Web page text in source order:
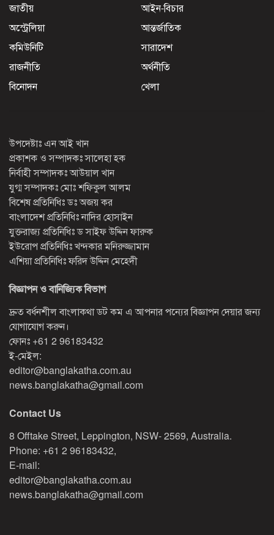
জাতীয়
আইন-বিচার
অস্ট্রেলিয়া
আন্তর্জাতিক
কমিউনিটি
সারাদেশ
রাজনীতি
অর্থনীতি
বিনোদন
খেলা
উপদেষ্টাঃ এন আই খান
প্রকাশক ও সম্পাদকঃ সালেহা হক
নির্বাহী সম্পাদকঃ আউয়াল খান
যুগ্ম সম্পাদকঃ মোঃ শফিকুল আলম
বিশেষ প্রতিনিধিঃ ডঃ অজয় কর
বাংলাদেশ প্রতিনিধিঃ নাদির হোসাইন
যুক্তরাজ্য প্রতিনিধিঃ ড সাইফ উদ্দিন ফারুক
ইউরোপ প্রতিনিধিঃ খন্দকার মনিরুজ্জামান
এশিয়া প্রতিনিধিঃ ফরিদ উদ্দিন মেহেদী
বিজ্ঞাপন ও বানিজ্যিক বিভাগ
দ্রুত বর্ধনশীল বাংলাকথা ডট কম এ আপনার পন্যের বিজ্ঞাপন দেয়ার জন্য
যোগাযোগ করুন।
ফোনঃ +61 2 96183432
ই-মেইল:
editor@banglakatha.com.au
news.banglakatha@gmail.com
Contact Us
8 Offtake Street, Leppington, NSW- 2569, Australia.
Phone: +61 2 96183432,
E-mail:
editor@banglakatha.com.au
news.banglakatha@gmail.com